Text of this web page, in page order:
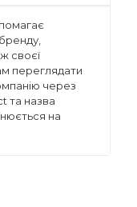
своєї
переглядати
через
та назва
на